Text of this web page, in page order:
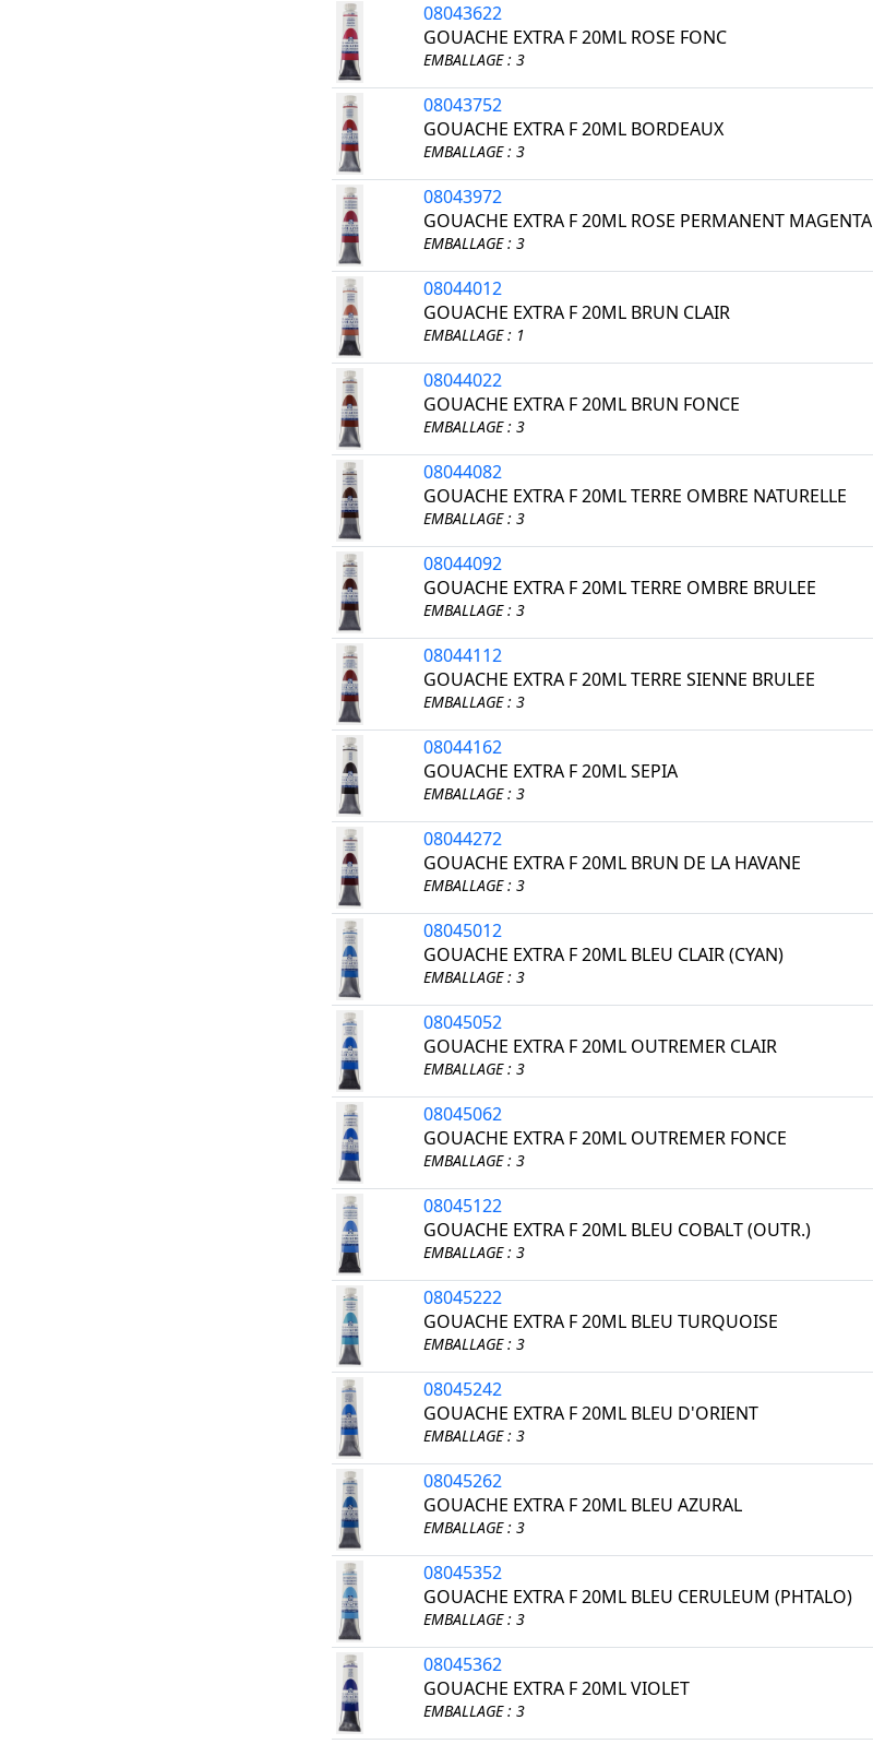
08043622
GOUACHE EXTRA F 20ML ROSE FONC
EMBALLAGE : 3
08043752
GOUACHE EXTRA F 20ML BORDEAUX
EMBALLAGE : 3
08043972
GOUACHE EXTRA F 20ML ROSE PERMANENT MAGENTA
EMBALLAGE : 3
08044012
GOUACHE EXTRA F 20ML BRUN CLAIR
EMBALLAGE : 1
08044022
GOUACHE EXTRA F 20ML BRUN FONCE
EMBALLAGE : 3
08044082
GOUACHE EXTRA F 20ML TERRE OMBRE NATURELLE
EMBALLAGE : 3
08044092
GOUACHE EXTRA F 20ML TERRE OMBRE BRULEE
EMBALLAGE : 3
08044112
GOUACHE EXTRA F 20ML TERRE SIENNE BRULEE
EMBALLAGE : 3
08044162
GOUACHE EXTRA F 20ML SEPIA
EMBALLAGE : 3
08044272
GOUACHE EXTRA F 20ML BRUN DE LA HAVANE
EMBALLAGE : 3
08045012
GOUACHE EXTRA F 20ML BLEU CLAIR (CYAN)
EMBALLAGE : 3
08045052
GOUACHE EXTRA F 20ML OUTREMER CLAIR
EMBALLAGE : 3
08045062
GOUACHE EXTRA F 20ML OUTREMER FONCE
EMBALLAGE : 3
08045122
GOUACHE EXTRA F 20ML BLEU COBALT (OUTR.)
EMBALLAGE : 3
08045222
GOUACHE EXTRA F 20ML BLEU TURQUOISE
EMBALLAGE : 3
08045242
GOUACHE EXTRA F 20ML BLEU D'ORIENT
EMBALLAGE : 3
08045262
GOUACHE EXTRA F 20ML BLEU AZURAL
EMBALLAGE : 3
08045352
GOUACHE EXTRA F 20ML BLEU CERULEUM (PHTALO)
EMBALLAGE : 3
08045362
GOUACHE EXTRA F 20ML VIOLET
EMBALLAGE : 3